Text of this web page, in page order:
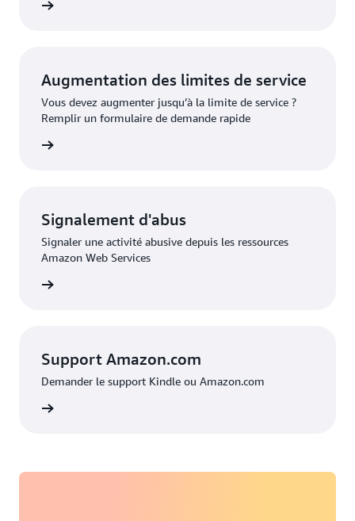
Augmentation des limites de service
Vous devez augmenter jusqu’à la limite de service ?
Remplir un formulaire de demande rapide
Signalement d'abus
Signaler une activité abusive depuis les ressources
Amazon Web Services
Support Amazon.com
Demander le support Kindle ou Amazon.com